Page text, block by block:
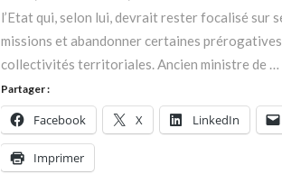
et
non
pas
de
faire
»
:
entretien
l’Etat qui, selon lui, devrait rester focalisé sur
missions et abandonner certaines
collectivités territoriales. Ancien ministre de …
Partager :
Facebook X LinkedIn
Imprimer